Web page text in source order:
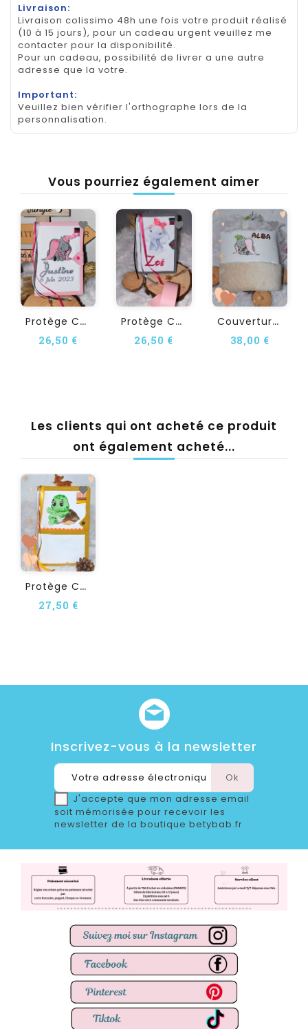
Livraison:
Livraison colissimo 48h une fois votre produit réalisé
(10 à 15 jours), pour un cadeau urgent veuillez me
contacter pour la disponibilité.
Pour un cadeau, possibilité de livrer a une autre
adresse que la votre.
Important:
Veuillez bien vérifier l'orthographe lors de la
personnalisation.
Vous pourriez également aimer
P
Rotège Carnet De Santé...
26,50 €
P
Rotège Carnet De Santé...
26,50 €
C
Ouverture Bébé...
38,00 €
Les clients qui ont acheté ce produit
ont également acheté...
P
Rotège Carnet De Santé À...
27,50 €
Inscrivez-vous à la newsletter
J'accepte que mon adresse email
soit mémorisée pour recevoir les
newsletter de la boutique betybab.fr